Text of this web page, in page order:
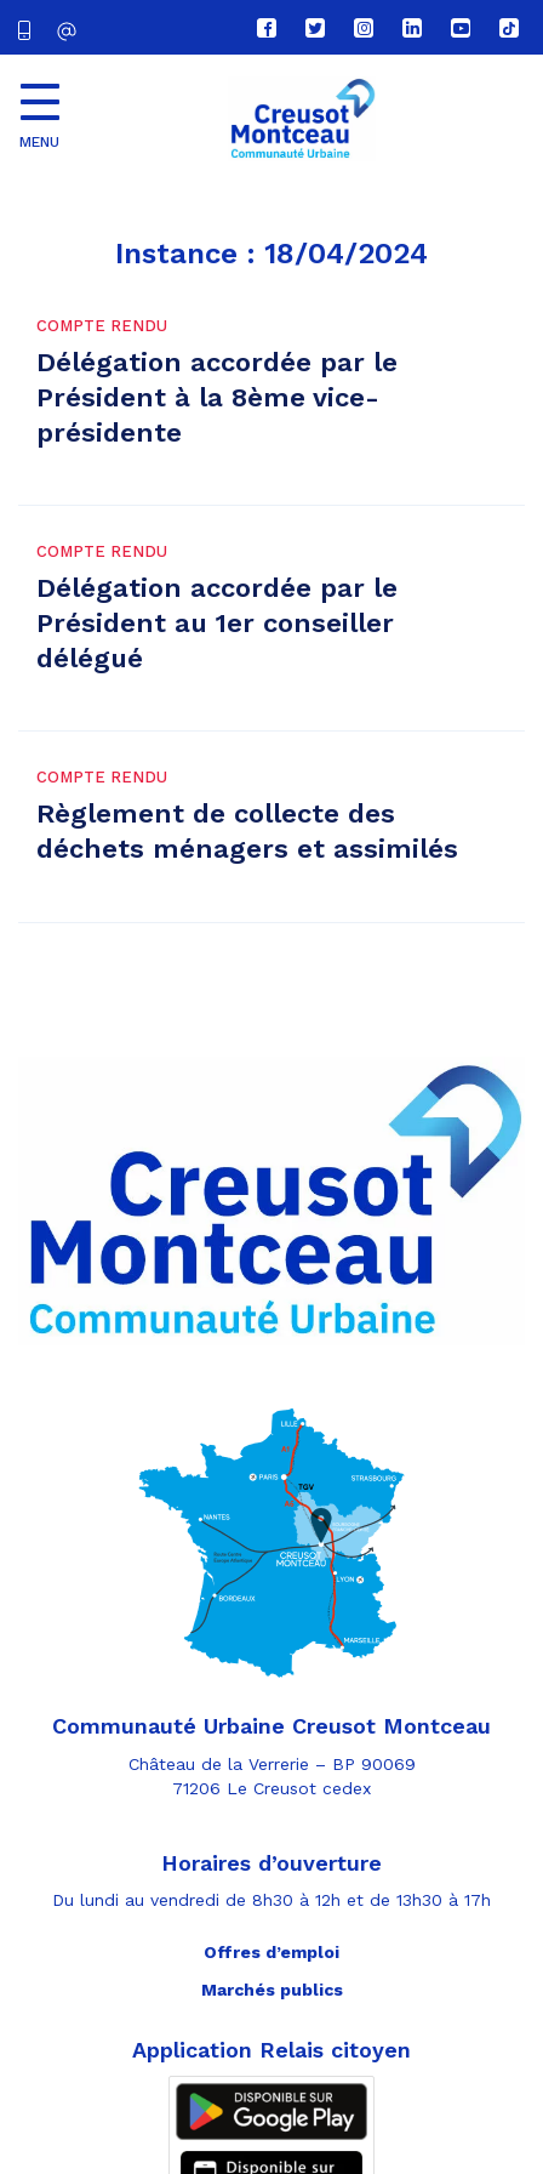
Lien
vers
compte
Facebook
Lien
vers
compte
Twitter
Lien
vers
le
compte
Lien
vers
Lien
vers
Lien
vers
MENU
Instance : 18/04/2024
COMPTE RENDU
Délégation accordée par le
Président à la 8ème vice-
présidente
COMPTE RENDU
Délégation accordée par le
Président au 1er conseiller
délégué
COMPTE RENDU
Règlement de collecte des
déchets ménagers et assimilés
Communauté Urbaine Creusot Montceau
Château de la Verrerie – BP 90069
71206 Le Creusot cedex
Horaires d’ouverture
Du lundi au vendredi de 8h30 à 12h et de 13h30 à 17h
Offres d’emploi
Marchés publics
Application Relais citoyen